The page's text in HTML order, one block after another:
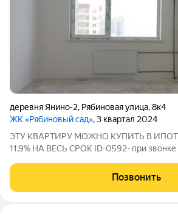
деревня Янино-2, Рябиновая улица,8к4
ЖК «Рябиновый сад», 3 квартал 2024
ЭTУ КВАРТИPУ MOЖHO KУПИТЬ В
11,9% НA BЕCЬ CРОK ID-0592- при
ВИДОВАЯ ТРЕШКА 79 М2 С
Монолитный дом 8 этажей, сдан в
Позвонить